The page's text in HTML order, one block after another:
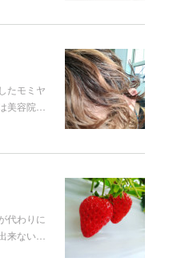
たモミヤ
美容院…
代わりに
来ない…